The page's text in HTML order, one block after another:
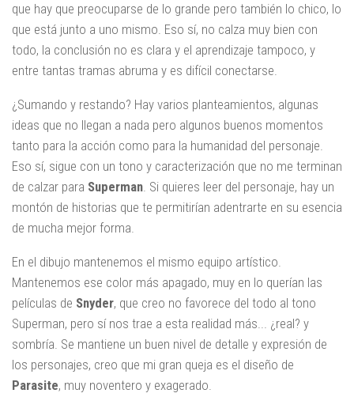
que hay que preocuparse de lo grande pero también lo chico, lo
que está junto a uno mismo. Eso sí, no calza muy bien con
todo, la conclusión no es clara y el aprendizaje tampoco, y
entre tantas tramas abruma y es difícil conectarse.
¿Sumando y restando? Hay varios planteamientos, algunas
ideas que no llegan a nada pero algunos buenos momentos
tanto para la acción como para la humanidad del personaje.
Eso sí, sigue con un tono y caracterización que no me terminan
de calzar para Superman. Si quieres leer del personaje, hay un
montón de historias que te permitirían adentrarte en su esencia
de mucha mejor forma.
En el dibujo mantenemos el mismo equipo artístico.
Mantenemos ese color más apagado, muy en lo querían las
películas de Snyder, que creo no favorece del todo al tono
Superman, pero sí nos trae a esta realidad más... ¿real? y
sombría. Se mantiene un buen nivel de detalle y expresión de
los personajes, creo que mi gran queja es el diseño de
Parasite, muy noventero y exagerado.